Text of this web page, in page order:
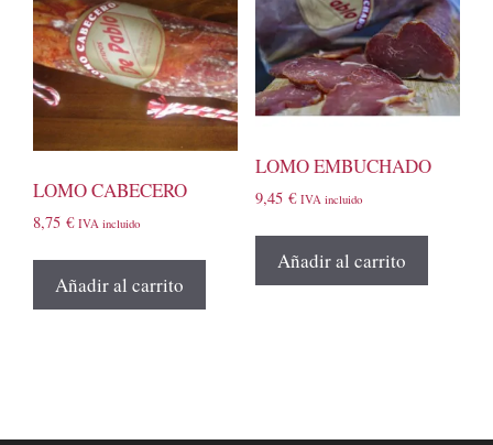
LOMO CABECERO
8,75 € IVA incluido
Añadir al carrito
LOMO EMBUCHADO
9,45 € IVA incluido
Añadir al carrito